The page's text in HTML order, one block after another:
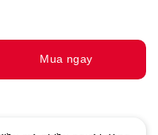
Mua ngay